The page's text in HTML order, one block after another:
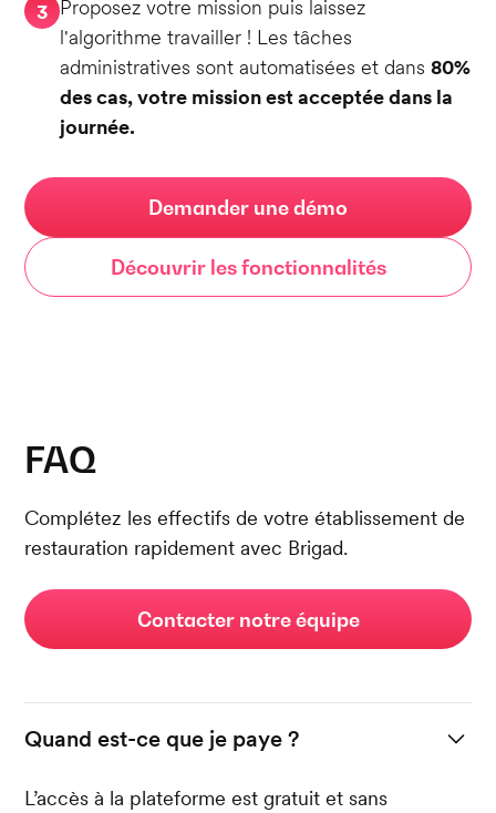
3
Proposez votre mission puis laissez
l'algorithme travailler ! Les tâches
administratives sont automatisées et dans80%
des cas, votre mission est acceptée dans la
journée.
Demander une démo
Découvrir les fonctionnalités
FAQ
Complétez les effectifs de votre établissement de
restauration rapidement avec Brigad.
Contacter notre équipe
Quand est-ce que je paye ?
L’accès à la plateforme est gratuit et sans